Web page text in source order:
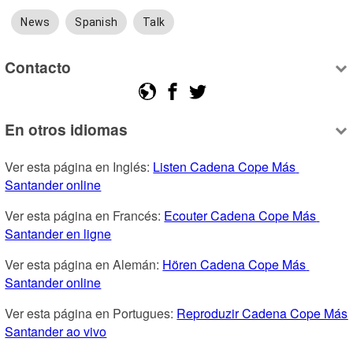
News Spanish Talk
Contacto
En otros idiomas
Ver esta página en Inglés: Listen Cadena Cope Más
Santander online
Ver esta página en Francés: Ecouter Cadena Cope Más
Santander en ligne
Ver esta página en Alemán: Hören Cadena Cope Más
Santander online
Ver esta página en Portugues: Reproduzir Cadena Cope Más
Santander ao vivo